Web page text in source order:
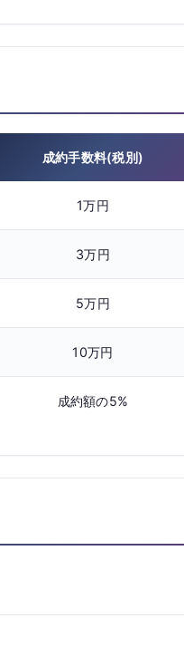
成約手数料(税別)
1万円
3万円
5万円
10万円
成約額の5%